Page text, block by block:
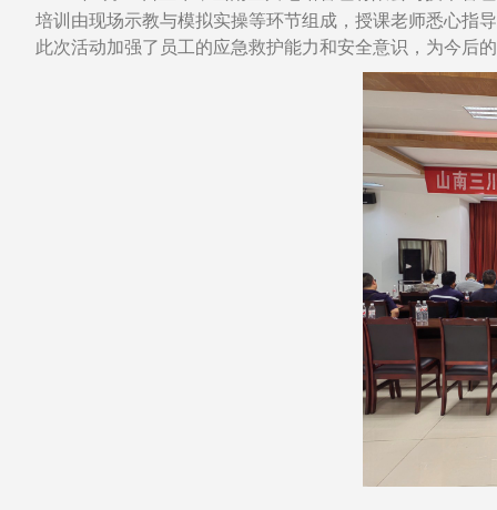
培训由现场示教与模拟实操等环节组成，授课老师悉心指
此次活动加强了员工的应急救护能力和安全意识，为今后